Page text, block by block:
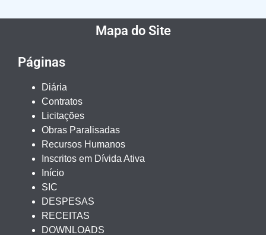
Mapa do Site
Páginas
Diária
Contratos
Licitações
Obras Paralisadas
Recursos Humanos
Inscritos em Dívida Ativa
Início
SIC
DESPESAS
RECEITAS
DOWNLOADS